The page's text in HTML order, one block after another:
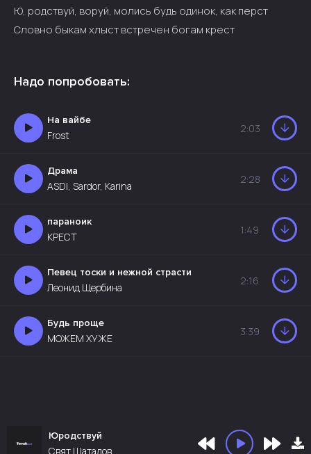
Ю, родствуй, воруй, молись будь одинок, как перст
Словно быкам хлыст встречен богам крест
Надо попробовать:
На вайбе
Frost
2:03
Драма
ASDI, Sardor, Karina
2:28
параноик
КРЕСТ
1:49
Певец тоски и нежной страсти
Леонид Щербина
2:16
Будь проще
МОЖЕМ ХУЖЕ
3:39
Юродствуй
Свят Шаталов